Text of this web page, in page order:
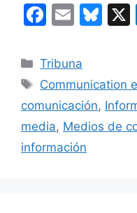
F
c
e
b
o
o
E
ai
l
Bl
s
k
y
Categorías
Tribuna
Etiquetas
Communication
comunicación,
media, Medios de
información